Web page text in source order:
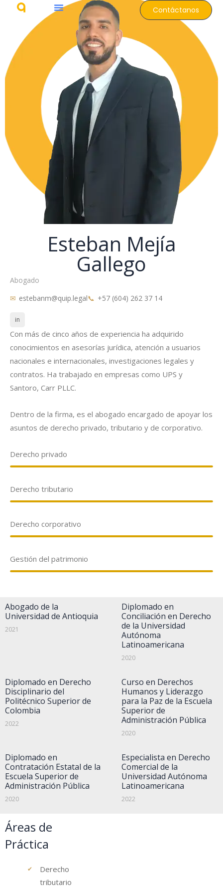
Contáctanos
Esteban Mejía
Gallego
Abogado
estebanm@quip.legal
+57 (604) 262 37 14
in
Con más de cinco años de experiencia ha adquirido
conocimientos en asesorías jurídica, atención a usuarios
nacionales e internacionales, investigaciones legales y
contratos. Ha trabajado en empresas como UPS y
Santoro, Carr PLLC.
Dentro de la firma, es el abogado encargado de apoyar los
asuntos de derecho privado, tributario y de corporativo.
Derecho privado
Derecho tributario
Derecho corporativo
Gestión del patrimonio
Abogado de la
Universidad de Antioquia
2021
Diplomado en
Conciliación en Derecho
de la Universidad
Autónoma
Latinoamericana
2020
Diplomado en Derecho
Disciplinario del
Politécnico Superior de
Colombia
2022
Curso en Derechos
Humanos y Liderazgo
para la Paz de la Escuela
Superior de
Administración Pública
2020
Diplomado en
Contratación Estatal de la
Escuela Superior de
Administración Pública
2020
Especialista en Derecho
Comercial de la
Universidad Autónoma
Latinoamericana
2022
Áreas de
Práctica
Derecho
tributario